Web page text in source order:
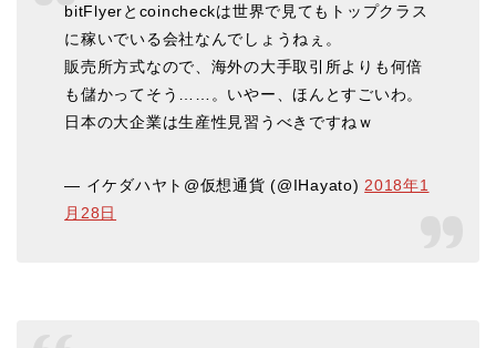
bitFlyerとcoincheckは世界で見てもトップクラス
に稼いでいる会社なんでしょうねぇ。
販売所方式なので、海外の大手取引所よりも何倍
も儲かってそう……。いやー、ほんとすごいわ。
日本の大企業は生産性見習うべきですねｗ
— イケダハヤト@仮想通貨 (@IHayato) 2018年1
月28日